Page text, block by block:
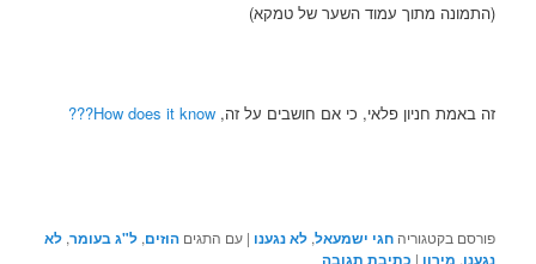
(התמונה מתוך עמוד השער של טמקא)
זה באמת חניון פלאי, כי אם חושבים על זה,How does it know???
פורסם בקטגוריה חגי ישמעאל,לא נגענו |עם התגים הוזים,ל"ג בעומר,לא
נגענו, מירון | כתיבת תגובה